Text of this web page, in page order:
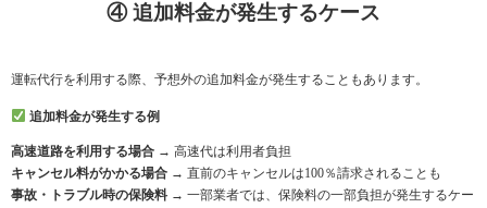
④ 追加料金が発生するケース
運転代行を利用する際、予想外の追加料金が発生することもあります。
追加料金が発生する例
高速道路を利用する場合 → 高速代は利用者負担
キャンセル料がかかる場合 → 直前のキャンセルは100％請求されることも
事故・トラブル時の保険料 → 一部業者では、保険料の一部負担が発生するケー